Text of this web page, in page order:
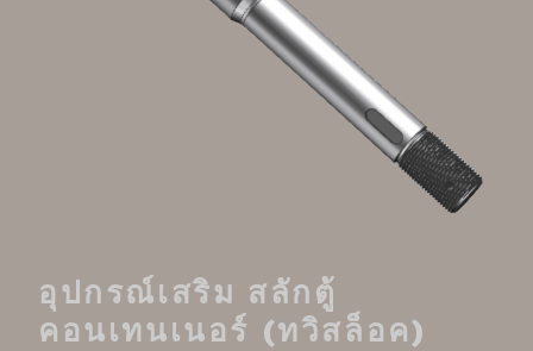
อุปกรณ์เสริม สลักตู้
คอนเทนเนอร์ (ทวิสล็อค)